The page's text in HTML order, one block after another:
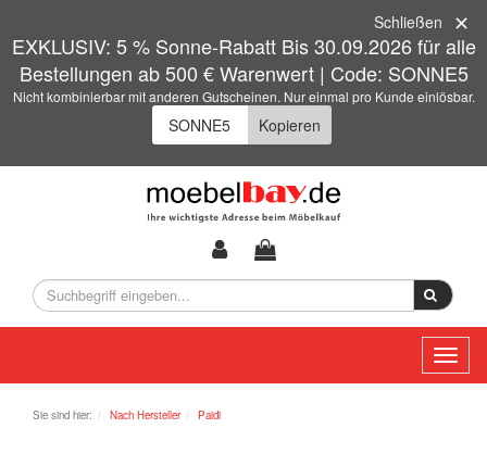
EXKLUSIV: 5 % Sonne-Rabatt Bis 30.09.2026 für alle
Bestellungen ab 500 € Warenwert | Code: SONNE5
Nicht kombinierbar mit anderen Gutscheinen. Nur einmal pro Kunde einlösbar.
Kopieren
Schließen
Sie sind hier: Nach Hersteller Paidi